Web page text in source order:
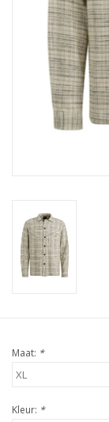
Maat: *
Kleur: *